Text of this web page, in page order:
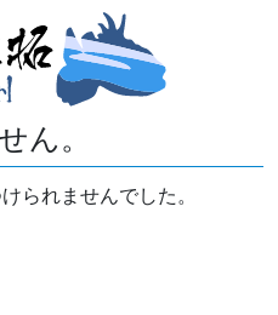
ん。
られませんでした。